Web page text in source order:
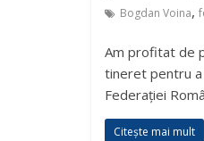
Bogdan Voina,
Am profitat de
tineret pentru
Federației
Citește mai mult